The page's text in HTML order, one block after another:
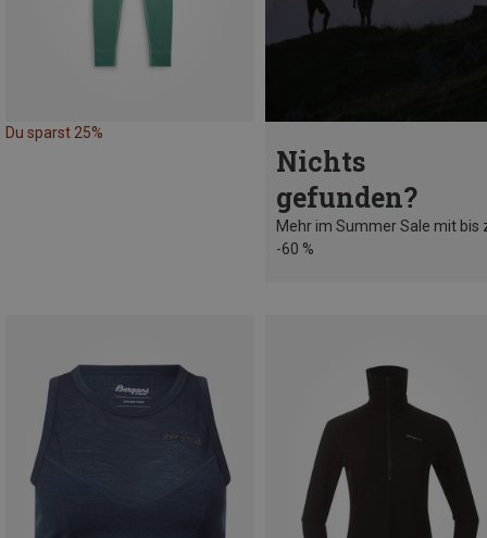
Du sparst 25%
Nichts
gefunden?
Mehr im Summer Sale mit bis
-60 %